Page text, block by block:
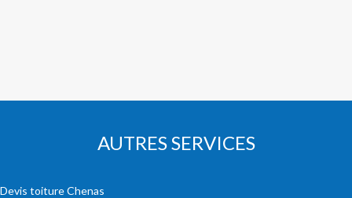
AUTRES SERVICES
Devis toiture Chenas